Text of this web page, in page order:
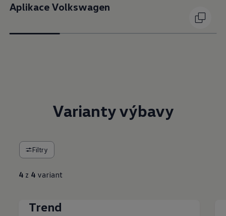
Aplikace Volkswagen
Varianty výbavy
Filtry
4 z 4 variant
Trend